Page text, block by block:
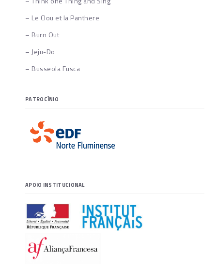
– Le Clou et la Panthere
– Burn Out
– Jeju-Do
– Busseola Fusca
PATROCÍNIO
APOIO INSTITUCIONAL